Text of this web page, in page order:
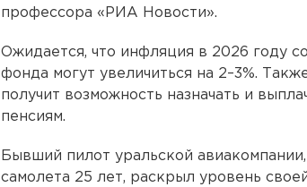
профессора «РИА Новости».
Ожидается, что инфляция в 2026 году
фонда могут увеличиться на 2–3%.
получит возможность назначать и
пенсиям.
Бывший пилот уральской
самолета 25 лет, раскрыл уровень